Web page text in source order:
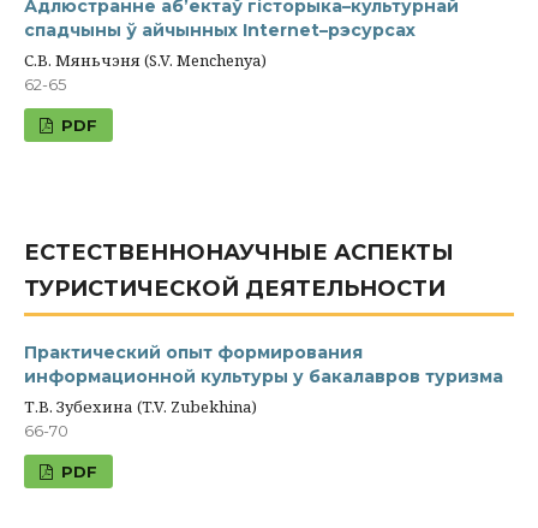
Адлюстранне аб’ектаў гісторыка–культурнай
спадчыны ў айчынных Internet–рэсурсах
С.В. Мяньчэня (S.V. Menchenya)
62-65
PDF
ЕСТЕСТВЕННОНАУЧНЫЕ АСПЕКТЫ
ТУРИСТИЧЕСКОЙ ДЕЯТЕЛЬНОСТИ
Практический опыт формирования
информационной культуры у бакалавров туризма
Т.В. Зубехина (T.V. Zubekhina)
66-70
PDF